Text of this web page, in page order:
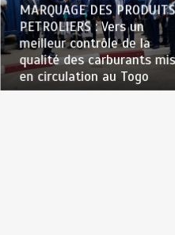
MARQUAGE DES PRODUITS
PETROLIERS : Vers un
meilleur contrôle de la
qualité des carburants mis
en circulation au Togo